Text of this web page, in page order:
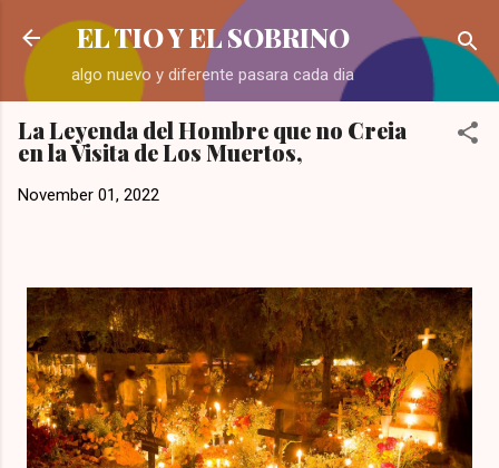
Skip to main content
EL TIO Y EL SOBRINO
algo nuevo y diferente pasara cada dia
La Leyenda del Hombre que no Creia
en la Visita de Los Muertos,
November 01, 2022